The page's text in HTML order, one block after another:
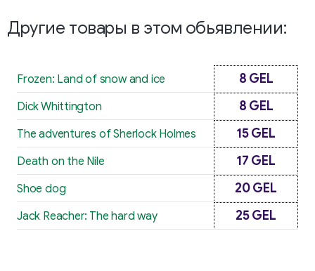
Другие товары в этом обьявлении:
Frozen: Land of snow and ice 8 GEL
Dick Whittington 8 GEL
The adventures of Sherlock Holmes 15 GEL
Death on the Nile 17 GEL
Shoe dog 20 GEL
Jack Reacher: The hard way 25 GEL